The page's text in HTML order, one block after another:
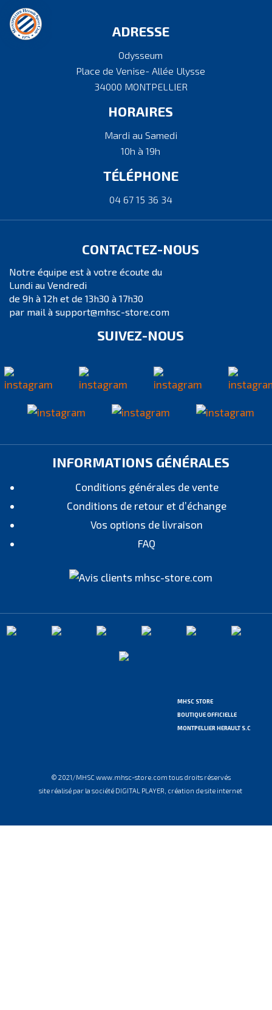
ADRESSE
Odysseum
Place de Venise- Allée Ulysse
34000 MONTPELLIER
HORAIRES
Mardi au Samedi
10h à 19h
TÉLÉPHONE
04 67 15 36 34
CONTACTEZ-NOUS
Notre équipe est à votre écoute du
Lundi au Vendredi
de 9h à 12h et de 13h30 à 17h30
par mail à support@mhsc-store.com
SUIVEZ-NOUS
INFORMATIONS GÉNÉRALES
Conditions générales de vente
Conditions de retour et d’échange
Vos options de livraison
FAQ
MHSC STORE
BOUTIQUE OFFICIELLE
MONTPELLIER HERAULT S.C
© 2021/MHSC www.mhsc-store.com tous droits réservés
site réalisé par la société DIGITAL PLAYER, création de site internet